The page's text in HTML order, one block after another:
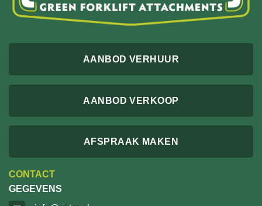
AANBOD VERHUUR
AANBOD VERKOOP
AFSPRAAK MAKEN
CONTACT
GEGEVENS